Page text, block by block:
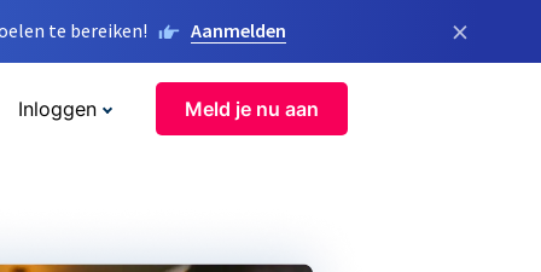
te bereiken! Aanmelden ×
Inloggen Meld je nu aan